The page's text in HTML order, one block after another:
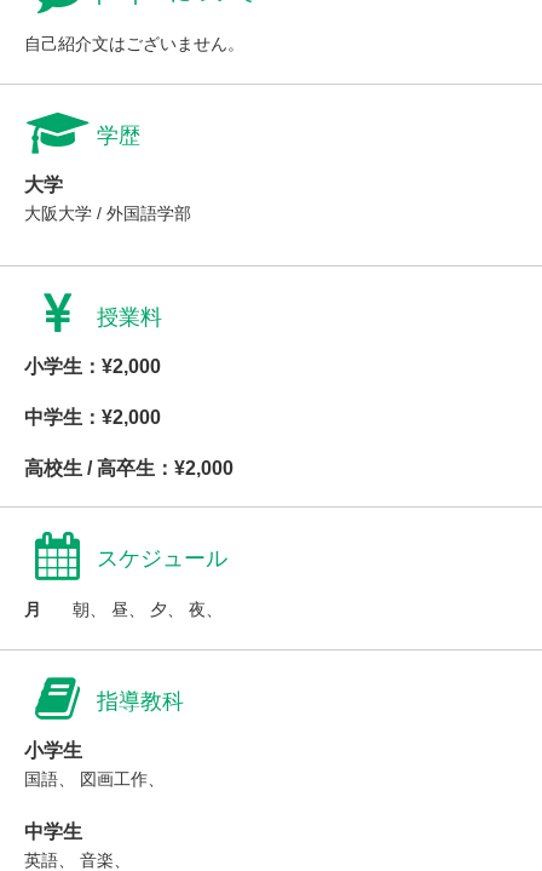
自己紹介文はございません。
学歴
大学
大阪大学 / 外国語学部
授業料
小学生：¥2,000
中学生：¥2,000
高校生 / 高卒生：¥2,000
スケジュール
月 朝、 昼、 夕、 夜、
指導教科
小学生
国語、 図画工作、
中学生
英語、 音楽、